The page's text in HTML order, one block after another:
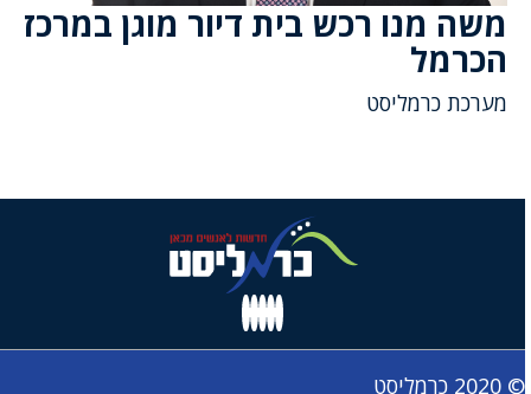
משה מנו רכש בית דיור מוגן במרכז
הכרמל
מערכת כרמליסט
© 2020 כרמליסט